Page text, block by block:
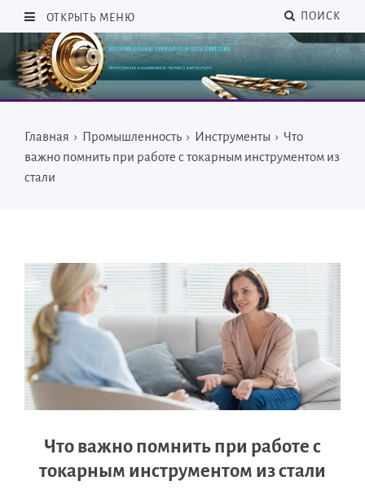
ОТКРЫТЬ МЕНЮ ПОИСК
Главная › Промышленность › Инструменты › Что
важно помнить при работе с токарным инструментом из
стали
Что важно помнить при работе с
токарным инструментом из стали